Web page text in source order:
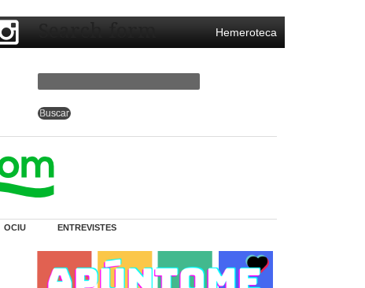
Hemeroteca
Search form
OCIU ENTREVISTES